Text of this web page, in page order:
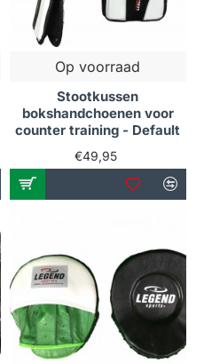
Op voorraad
Stootkussen
bokshandchoenen voor
counter training - Default
€49,95